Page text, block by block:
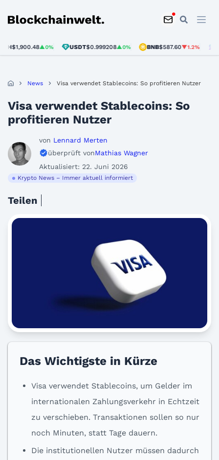
Blockchainwelt
▲0% USDT$0.999208▲0% BNB$587.60▼1.2% SOL
News Visa verwendet Stablecoins: So profitieren Nutzer
Visa verwendet Stablecoins: So
profitieren Nutzer
von Lennard Merten
überprüft vonMathias Wagner
Aktualisiert: 22. Juni 2026
Krypto News – Immer aktuell informiert
Teilen
Das Wichtigste in Kürze
Visa verwendet Stablecoins, um Gelder im
internationalen Zahlungsverkehr in Echtzeit
zu verschieben. Transaktionen sollen so nur
noch Minuten, statt Tage dauern.
Die institutionellen Nutzer müssen dadurch